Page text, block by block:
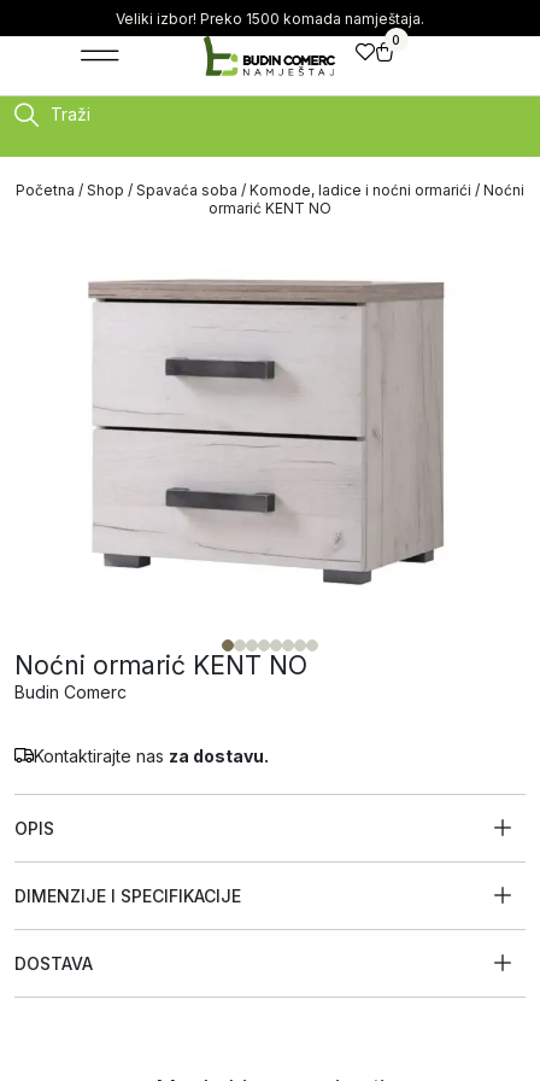
Veliki izbor! Preko 1500 komada namještaja.
0
Traži
Početna / Shop / Spavaća soba / Komode, ladice i noćni ormarići / Noćni
ormarić KENT NO
Noćni ormarić KENT NO
Budin Comerc
Kontaktirajte nas za dostavu.
OPIS
DIMENZIJE I SPECIFIKACIJE
DOSTAVA